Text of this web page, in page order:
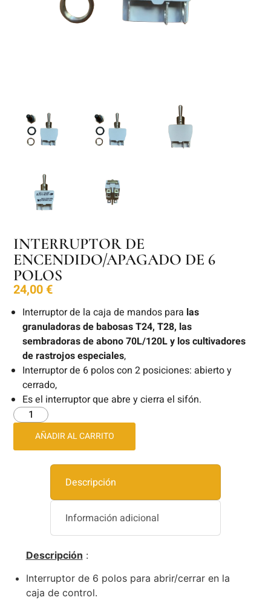
INTERRUPTOR DE
ENCENDIDO/APAGADO DE 6
POLOS
24,00€
Interruptor de la caja de mandos para las
granuladoras de babosas T24, T28, las
sembradoras de abono 70L/120L y los cultivadores
de rastrojos especiales,
Interruptor de 6 polos con 2 posiciones: abierto y
cerrado,
Es el interruptor que abre y cierra el sifón.
AÑADIR AL CARRITO
Descripción
Información adicional
Descripción :
Interruptor de 6 polos para abrir/cerrar en la
caja de control.